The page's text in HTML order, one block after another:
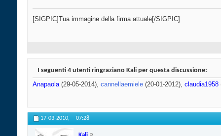
[SIGPIC]Tua immagine della firma attuale[/SIGPIC]
I seguenti 4 utenti ringraziano Kali per questa discussione:
Anapaola(29-05-2014), cannellaemiele (20-01-2012), claudia1958
17-03-2010, 07:28